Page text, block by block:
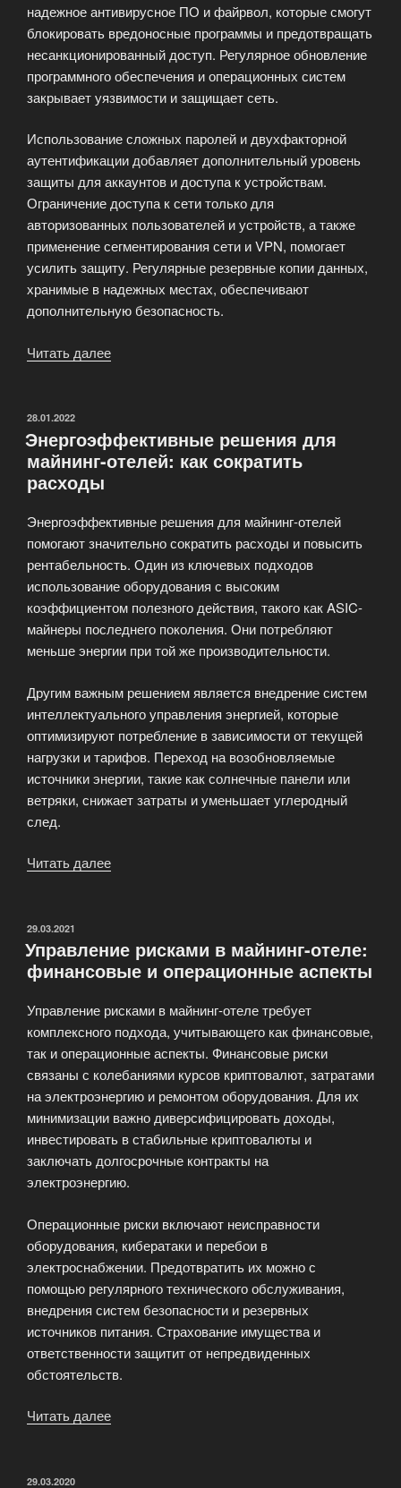
надежное антивирусное ПО и файрвол, которые смогут
блокировать вредоносные программы и предотвращать
несанкционированный доступ. Регулярное обновление
программного обеспечения и операционных систем
закрывает уязвимости и защищает сеть.
Использование сложных паролей и двухфакторной
аутентификации добавляет дополнительный уровень
защиты для аккаунтов и доступа к устройствам.
Ограничение доступа к сети только для
авторизованных пользователей и устройств, а также
применение сегментирования сети и VPN, помогает
усилить защиту. Регулярные резервные копии данных,
хранимые в надежных местах, обеспечивают
дополнительную безопасность.
Читать далее
майнинг-
отеле»
ОПУБЛИКОВАНО
28.01.2022
Энергоэффективные решения для
майнинг-отелей: как сократить
расходы
Энергоэффективные решения для майнинг-отелей
помогают значительно сократить расходы и повысить
рентабельность. Один из ключевых подходов
использование оборудования с высоким
коэффициентом полезного действия, такого как ASIC-
майнеры последнего поколения. Они потребляют
меньше энергии при той же производительности.
Другим важным решением является внедрение систем
интеллектуального управления энергией, которые
оптимизируют потребление в зависимости от текущей
нагрузки и тарифов. Переход на возобновляемые
источники энергии, такие как солнечные панели или
ветряки, снижает затраты и уменьшает углеродный
след.
Читать далее
отелей:
как
расходы»
ОПУБЛИКОВАНО
29.03.2021
Управление рисками в майнинг-отеле:
финансовые и операционные аспекты
Управление рисками в майнинг-отеле требует
комплексного подхода, учитывающего как финансовые,
так и операционные аспекты. Финансовые риски
связаны с колебаниями курсов криптовалют, затратами
на электроэнергию и ремонтом оборудования. Для их
минимизации важно диверсифицировать доходы,
инвестировать в стабильные криптовалюты и
заключать долгосрочные контракты на
электроэнергию.
Операционные риски включают неисправности
оборудования, кибератаки и перебои в
электроснабжении. Предотвратить их можно с
помощью регулярного технического обслуживания,
внедрения систем безопасности и резервных
источников питания. Страхование имущества и
ответственности защитит от непредвиденных
обстоятельств.
Читать далее
ОПУБЛИКОВАНО
29.03.2020